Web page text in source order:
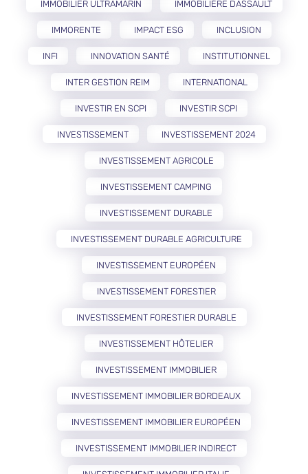
IMMOBILIER ULTRAMARIN IMMOBILIÈRE DASSAULT
IMMORENTE IMPACT ESG INCLUSION
INFI INNOVATION SANTÉ INSTITUTIONNEL
INTER GESTION REIM INTERNATIONAL
INVESTIR EN SCPI INVESTIR SCPI
INVESTISSEMENT INVESTISSEMENT 2024
INVESTISSEMENT AGRICOLE
INVESTISSEMENT CAMPING
INVESTISSEMENT DURABLE
INVESTISSEMENT DURABLE AGRICULTURE
INVESTISSEMENT EUROPÉEN
INVESTISSEMENT FORESTIER
INVESTISSEMENT FORESTIER DURABLE
INVESTISSEMENT HÔTELIER
INVESTISSEMENT IMMOBILIER
INVESTISSEMENT IMMOBILIER BORDEAUX
INVESTISSEMENT IMMOBILIER EUROPÉEN
INVESTISSEMENT IMMOBILIER INDIRECT